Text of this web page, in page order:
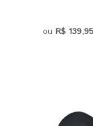
ou R$ 139,95